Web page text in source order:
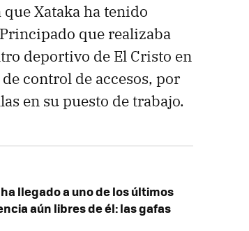
que Xataka ha tenido
que realizaba
deportivo de El Cristo en
control de accesos, por
en su puesto de trabajo.
llegado a uno de los últimos
aún libres de él: las gafas